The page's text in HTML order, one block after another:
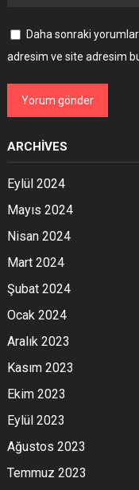
Daha sonraki
adresim ve site adresim
ARCHIVES
Eylül 2024
Mayıs 2024
Nisan 2024
Mart 2024
Şubat 2024
Ocak 2024
Aralık 2023
Kasım 2023
Ekim 2023
Eylül 2023
Ağustos 2023
Temmuz 2023